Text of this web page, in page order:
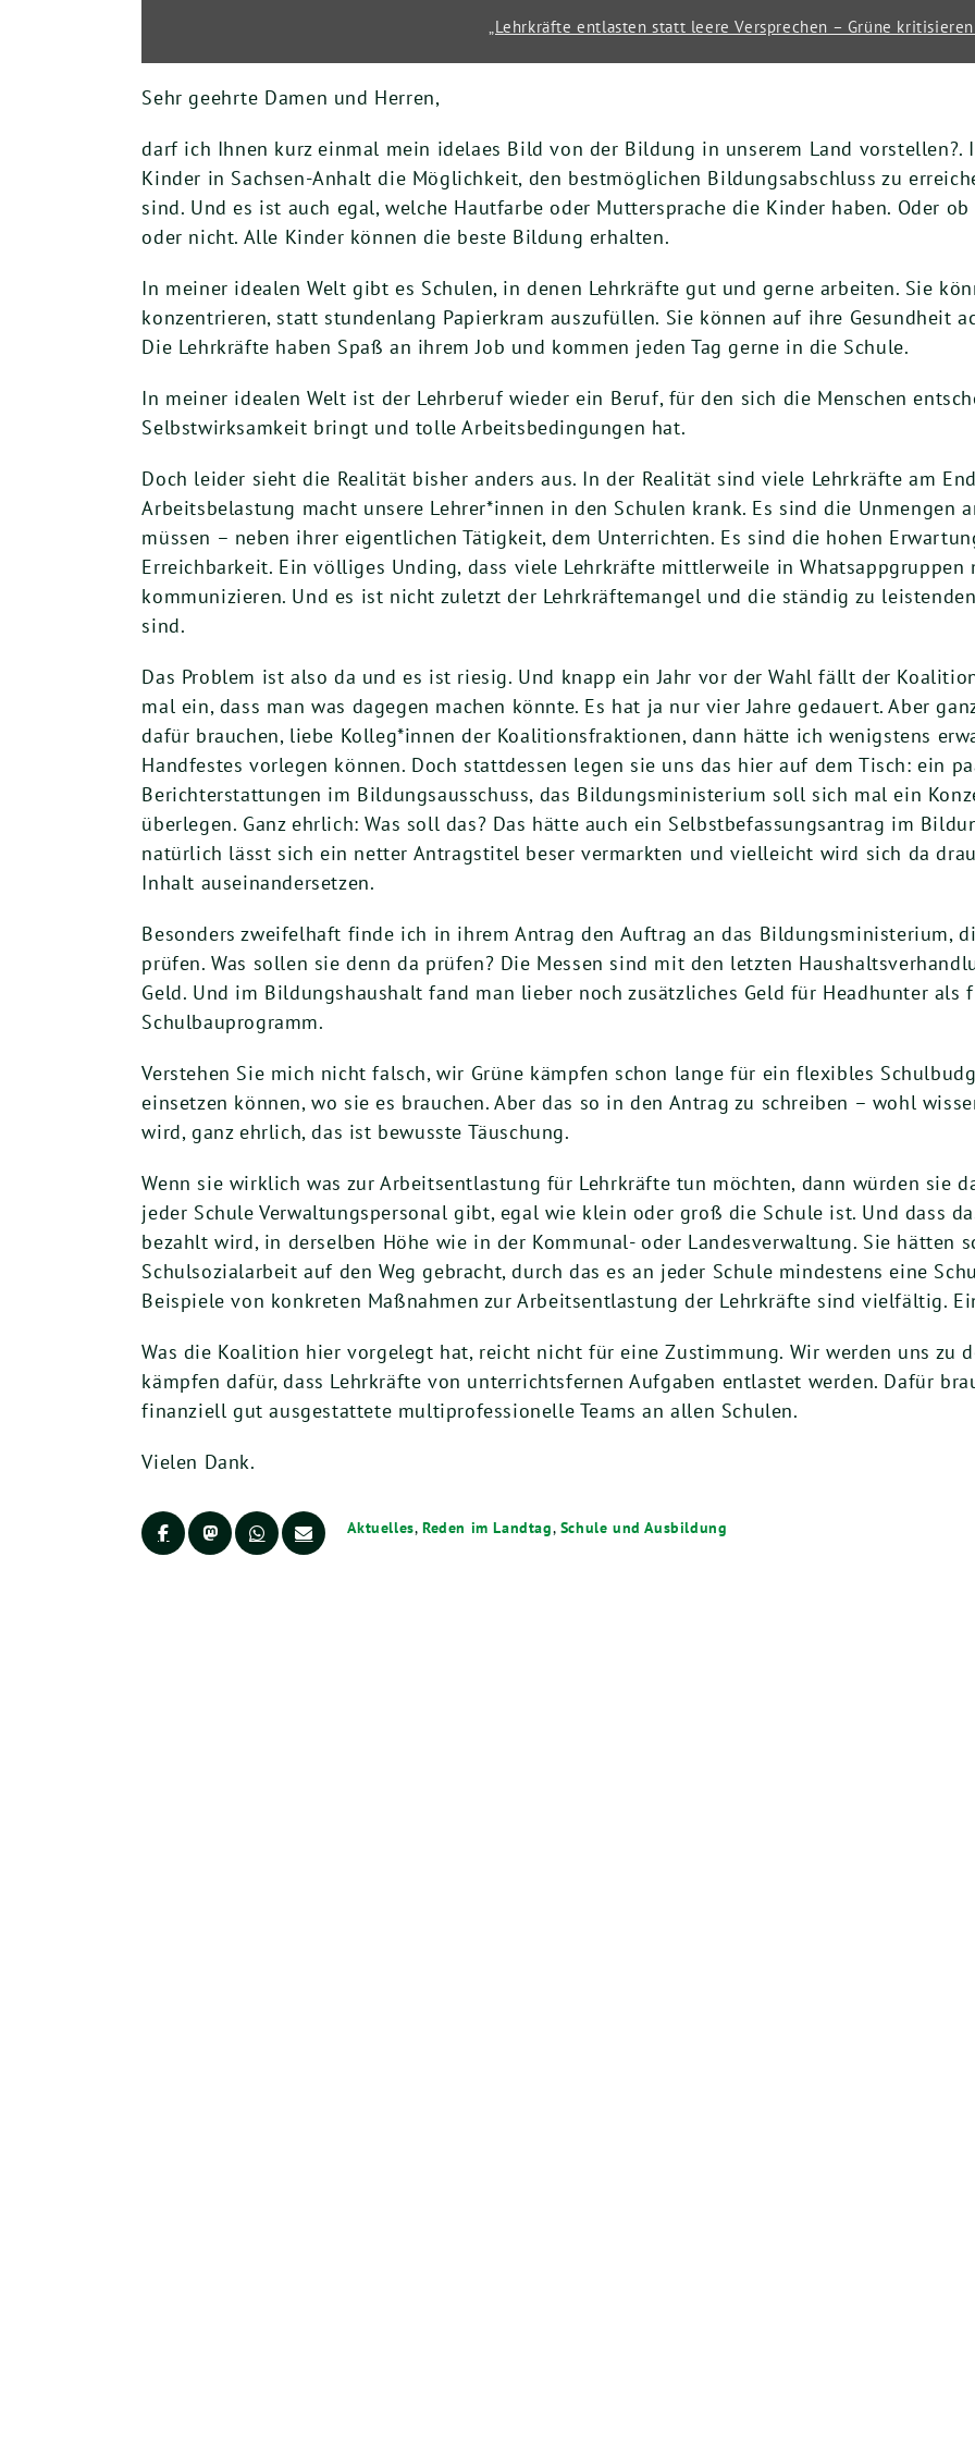
„Lehrkräfte entlasten statt leere Versprechen – Grüne
Sehr geehrte Damen und Herren,
darf ich Ihnen kurz einmal mein idelaes Bild von der Bildung in unserem Land vorstellen?.
Kinder in Sachsen-Anhalt die Möglichkeit, den bestmöglichen Bildungsabschluss zu
sind. Und es ist auch egal, welche Hautfarbe oder Muttersprache die Kinder haben. Oder
oder nicht. Alle Kinder können die beste Bildung erhalten.
In meiner idealen Welt gibt es Schulen, in denen Lehrkräfte gut und gerne arbeiten. Sie
konzentrieren, statt stundenlang Papierkram auszufüllen. Sie können auf ihre Gesundheit
Die Lehrkräfte haben Spaß an ihrem Job und kommen jeden Tag gerne in die Schule.
In meiner idealen Welt ist der Lehrberuf wieder ein Beruf, für den sich die Menschen
Selbstwirksamkeit bringt und tolle Arbeitsbedingungen hat.
Doch leider sieht die Realität bisher anders aus. In der Realität sind viele Lehrkräfte am
Arbeitsbelastung macht unsere Lehrer*innen in den Schulen krank. Es sind die Unmengen
müssen – neben ihrer eigentlichen Tätigkeit, dem Unterrichten. Es sind die hohen
Erreichbarkeit. Ein völliges Unding, dass viele Lehrkräfte mittlerweile in
kommunizieren. Und es ist nicht zuletzt der Lehrkräftemangel und die ständig zu
sind.
Das Problem ist also da und es ist riesig. Und knapp ein Jahr vor der Wahl fällt der
mal ein, dass man was dagegen machen könnte. Es hat ja nur vier Jahre gedauert. Aber
dafür brauchen, liebe Kolleg*innen der Koalitionsfraktionen, dann hätte ich wenigstens
Handfestes vorlegen können. Doch stattdessen legen sie uns das hier auf dem Tisch: ein
Berichterstattungen im Bildungsausschuss, das Bildungsministerium soll sich mal ein
überlegen. Ganz ehrlich: Was soll das? Das hätte auch ein Selbstbefassungsantrag im
natürlich lässt sich ein netter Antragstitel beser vermarkten und vielleicht wird sich da
Inhalt auseinandersetzen.
Besonders zweifelhaft finde ich in ihrem Antrag den Auftrag an das Bildungsministerium,
prüfen. Was sollen sie denn da prüfen? Die Messen sind mit den letzten
Geld. Und im Bildungshaushalt fand man lieber noch zusätzliches Geld für Headhunter
Schulbauprogramm.
Verstehen Sie mich nicht falsch, wir Grüne kämpfen schon lange für ein flexibles
einsetzen können, wo sie es brauchen. Aber das so in den Antrag zu schreiben – wohl
wird, ganz ehrlich, das ist bewusste Täuschung.
Wenn sie wirklich was zur Arbeitsentlastung für Lehrkräfte tun möchten, dann würden sie
jeder Schule Verwaltungspersonal gibt, egal wie klein oder groß die Schule ist. Und dass
bezahlt wird, in derselben Höhe wie in der Kommunal- oder Landesverwaltung. Sie hätten
Schulsozialarbeit auf den Weg gebracht, durch das es an jeder Schule mindestens eine
Beispiele von konkreten Maßnahmen zur Arbeitsentlastung der Lehrkräfte sind vielfältig.
Was die Koalition hier vorgelegt hat, reicht nicht für eine Zustimmung. Wir werden uns zu
kämpfen dafür, dass Lehrkräfte von unterrichtsfernen Aufgaben entlastet werden. Dafür
finanziell gut ausgestattete multiprofessionelle Teams an allen Schulen.
Vielen Dank.
Aktuelles, Reden im Landtag, Schule und Ausbildung